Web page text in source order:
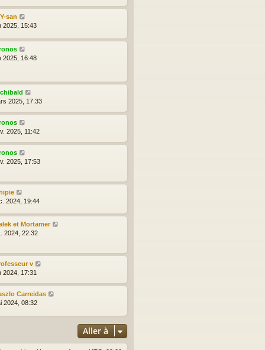
san
2025, 15:43
2025, 16:48
2025, 17:33
2025, 11:42
2025, 17:53
2024, 19:44
et Mortamer
2024, 22:32
v
2024, 17:31
Carreidas
2024, 08:32
Aller à